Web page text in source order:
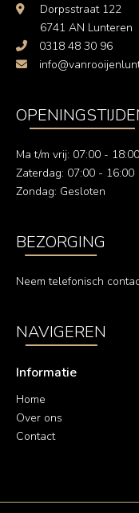
Dorpsstraat 122
6741 AN Lunteren
0318 48 30 96
Ma t/m vrij: 07:00 - 18:00
Zaterdag: 07:00 - 16:00
Zondag: Gesloten
BEZORGING
Neem telefonisch
NAVIGEREN
Informatie
Home
Over ons
Contact